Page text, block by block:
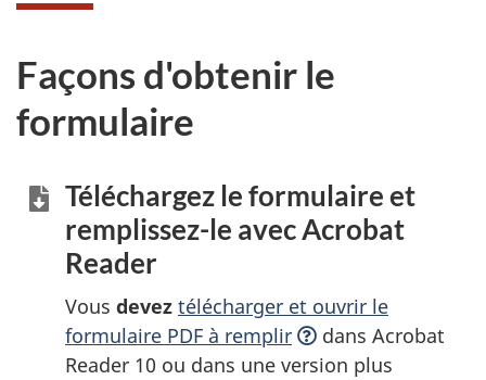
Façons d'obtenir le
formulaire
Téléchargez le formulaire et
remplissez-le avec Acrobat
Reader
Vous devez télécharger et ouvrir le
formulaire PDF à remplir
dans Acrobat
Reader 10 ou dans une version plus